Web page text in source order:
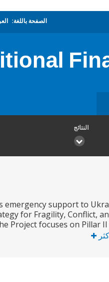
الصفحة باللغة:
النتائج
emergency support to
for Fragility, Conflict,
Project focuses on Pillar